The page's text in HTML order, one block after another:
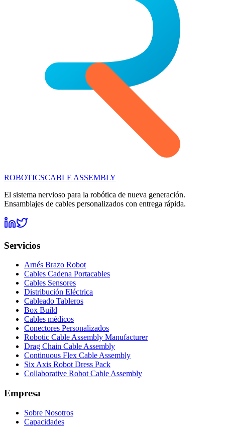
ROBOTICSCABLE ASSEMBLY
El sistema nervioso para la robótica de nueva generación.
Ensamblajes de cables personalizados con entrega rápida.
Servicios
Arnés Brazo Robot
Cables Cadena Portacables
Cables Sensores
Distribución Eléctrica
Cableado Tableros
Box Build
Cables médicos
Conectores Personalizados
Robotic Cable Assembly Manufacturer
Drag Chain Cable Assembly
Continuous Flex Cable Assembly
Six Axis Robot Dress Pack
Collaborative Robot Cable Assembly
Empresa
Sobre Nosotros
Capacidades